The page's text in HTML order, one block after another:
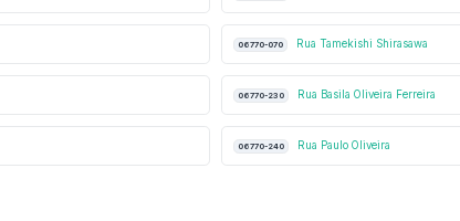
06770-070 Rua Tamekishi Shirasawa
06770-230 Rua Basila Oliveira Ferreira
06770-240 Rua Paulo Oliveira